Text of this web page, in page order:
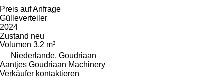
Preis auf Anfrage
Gülleverteiler
2024
Zustand neu
Volumen 3,2 m³
Niederlande, Goudriaan
Aantjes Goudriaan Machinery
Verkäufer kontaktieren